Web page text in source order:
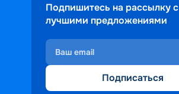
Подпишитесь на рассылку с
лучшими предложениями
Подписаться